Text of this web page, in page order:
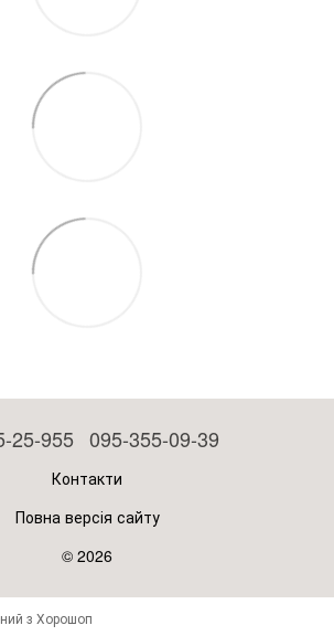
25-955 095-355-09-39
Контакти
Повна версія сайту
© 2026
з Хорошоп